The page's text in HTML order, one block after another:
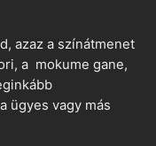
azaz a színátmenet
a mokume gane,
ügyes vagy más